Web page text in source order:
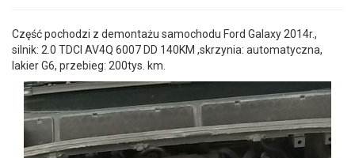
Część pochodzi z demontażu samochodu Ford Galaxy 2014r.,
silnik: 2.0 TDCI AV4Q 6007 DD 140KM ,skrzynia: automatyczna,
lakier G6, przebieg: 200tys. km.